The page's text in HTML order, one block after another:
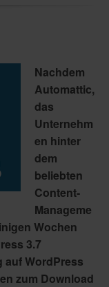
Nachdem
Automattic,
das
Unternehm
en hinter
dem
beliebten
Content-
Manageme
Wochen
3.7
auf WordPress
zum Download